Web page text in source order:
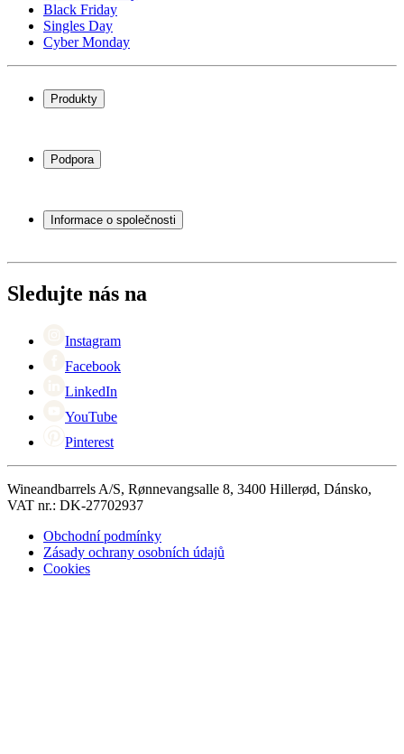
Black Friday
Singles Day
Cyber Monday
Produkty
Stojany na víno
Vinný nábytek
Podpora
Servisní případ
Platba
Vrácení
Informace o společnosti
Black Friday
Singles Day
Sledujte nás na
Instagram
Facebook
LinkedIn
YouTube
Pinterest
Wineandbarrels A/S, Rønnevangsalle 8, 3400 Hillerød, Dánsko,
VAT nr.: DK-27702937
Obchodní podmínky
Zásady ochrany osobních údajů
Cookies